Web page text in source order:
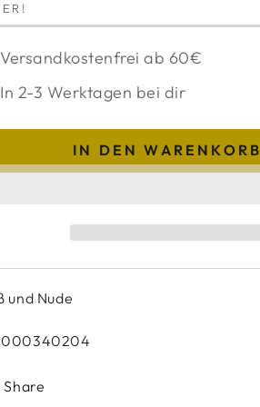
Versandkostenfrei ab 60€
In 2-3 Werktagen bei dir
IN DEN WARENKORB
und Nude
Share